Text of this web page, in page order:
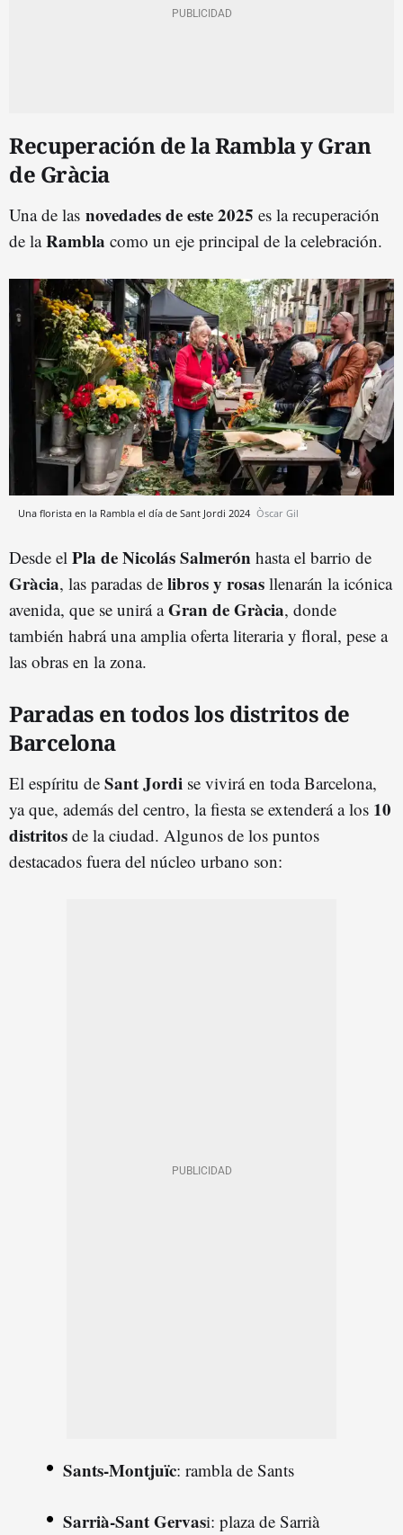
Recuperación de la Rambla y Gran
de Gràcia
Una de las novedades de este 2025 es la recuperación
de laRambla como un eje principal de la celebración.
Una florista en la Rambla el día de Sant Jordi 2024 Òscar Gil
Desde el Pla de Nicolás Salmerón hasta el barrio de
Gràcia, las paradas de libros y rosas llenarán la icónica
avenida, que se unirá aGran de Gràcia, donde
también habrá una amplia oferta literaria y floral, pese a
las obras en la zona.
Paradas en todos los distritos de
Barcelona
El espíritu de Sant Jordi se vivirá en toda Barcelona,
ya que, además del centro, la fiesta se extenderá a los 10
distritos de la ciudad. Algunos de los puntos
destacados fuera del núcleo urbano son:
Sants-Montjuïc: rambla de Sants
Sarrià-Sant Gervasi: plaza de Sarrià